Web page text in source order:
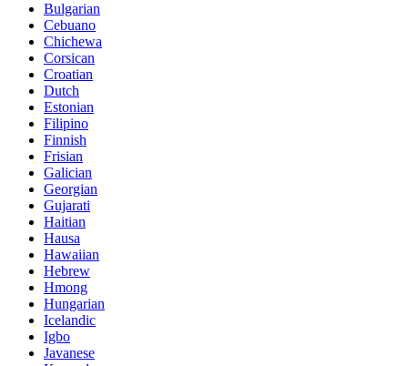
Bulgarian
Cebuano
Chichewa
Corsican
Croatian
Dutch
Estonian
Filipino
Finnish
Frisian
Galician
Georgian
Gujarati
Haitian
Hausa
Hawaiian
Hebrew
Hmong
Hungarian
Icelandic
Igbo
Javanese